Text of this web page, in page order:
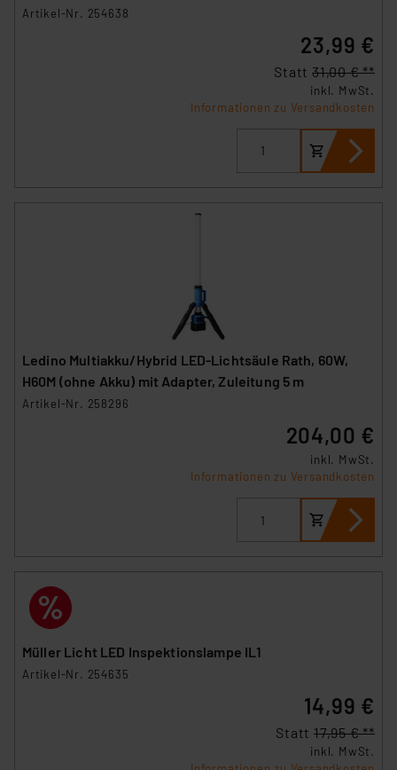
Artikel-Nr. 254638
23,99 €
Statt 31,00 € **
inkl. MwSt.
Informationen zu Versandkosten
Ledino Multiakku/Hybrid LED-Lichtsäule Rath, 60W,
H60M (ohne Akku) mit Adapter, Zuleitung 5 m
Artikel-Nr. 258296
204,00 €
inkl. MwSt.
Informationen zu Versandkosten
Müller Licht LED Inspektionslampe IL1
Artikel-Nr. 254635
14,99 €
Statt 17,95 € **
inkl. MwSt.